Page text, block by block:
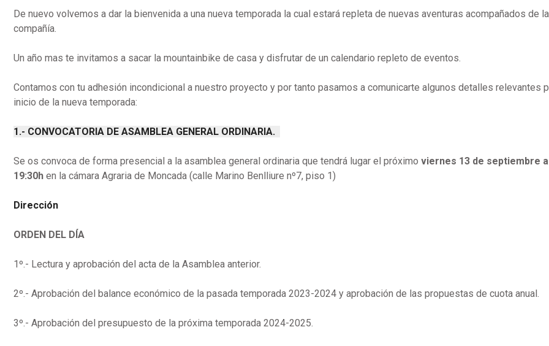
De nuevo volvemos a dar la bienvenida a una nueva temporada la cual estará repleta de nuevas aventuras acompañados de
compañía.
Un año mas te invitamos a sacar la mountainbike de casa y disfrutar de un calendario repleto de eventos.
Contamos con tu adhesión incondicional a nuestro proyecto y por tanto pasamos a comunicarte algunos detalles relevantes
inicio de la nueva temporada:
1.- CONVOCATORIA DE ASAMBLEA GENERAL ORDINARIA.
Se os convoca de forma presencial a la asamblea general ordinaria que tendrá lugar el próximo viernes 13 de septiembre
19:30h en la cámara Agraria de Moncada (calle Marino Benlliure nº7, piso 1)
Dirección
ORDEN DEL DÍA
1º.- Lectura y aprobación del acta de la Asamblea anterior.
2º.- Aprobación del balance económico de la pasada temporada 2023-2024 y aprobación de las propuestas de cuota anual.
3º.- Aprobación del presupuesto de la próxima temporada 2024-2025.